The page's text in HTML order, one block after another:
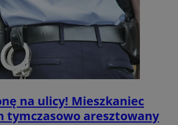
na ulicy! Mieszkaniec
tymczasowo aresztowany